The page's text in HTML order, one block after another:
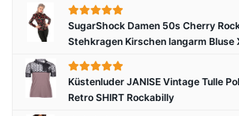
SugarShock Damen 50s Cherry
Stehkragen Kirschen langarm Bluse
Küstenluder JANISE Vintage Tulle
Retro SHIRT Rockabilly